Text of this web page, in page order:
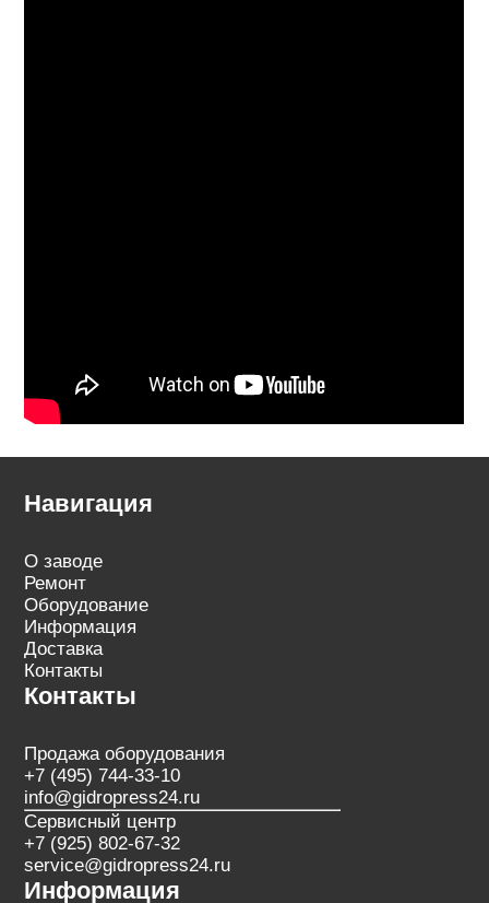
Навигация
О заводе
Ремонт
Оборудование
Информация
Доставка
Контакты
Контакты
Продажа оборудования
+7 (495) 744-33-10
info@gidropress24.ru
Сервисный центр
+7 (925) 802-67-32
service@gidropress24.ru
Информация